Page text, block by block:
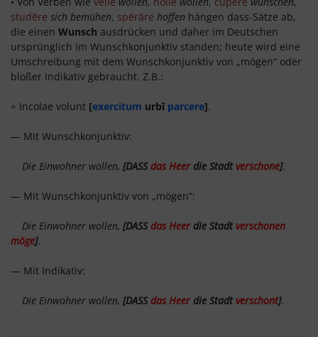
studēre sich bemühen, spērāre hoffen hängen dass-Sätze ab,
die einen Wunsch ausdrücken und daher im Deutschen
ursprünglich im Wunschkonjunktiv standen; heute wird eine
Umschreibung mit dem Wunschkonjunktiv von „mögen“ oder
bloßer Indikativ gebraucht. Z.B.:
÷ Incolae volunt [exercitum urbīparcere].
— Mit Wunschkonjunktiv:
Die Einwohner wollen, [DASS das Heerdie Stadt verschone].
— Mit Wunschkonjunktiv von „mögen“:
Die Einwohner wollen, [DASS das Heerdie Stadt verschonen
möge].
— Mit Indikativ:
Die Einwohner wollen, [DASS das Heerdie Stadt verschont].